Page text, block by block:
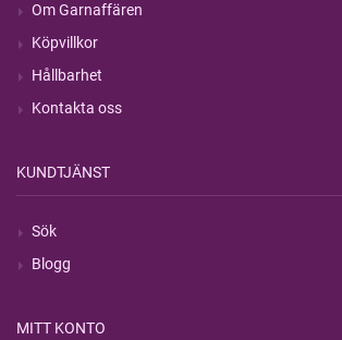
Om Garnaffären
Köpvillkor
Hållbarhet
Kontakta oss
KUNDTJÄNST
Sök
Blogg
MITT KONTO